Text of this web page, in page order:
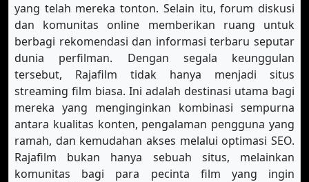
yang telah mereka tonton. Selain itu, forum diskusi
dan komunitas online memberikan ruang untuk
berbagi rekomendasi dan informasi terbaru seputar
dunia perfilman. Dengan segala keunggulan
tersebut, Rajafilm tidak hanya menjadi situs
streaming film biasa. Ini adalah destinasi utama bagi
mereka yang menginginkan kombinasi sempurna
antara kualitas konten, pengalaman pengguna yang
ramah, dan kemudahan akses melalui optimasi SEO.
Rajafilm bukan hanya sebuah situs, melainkan
komunitas bagi para pecinta film yang ingin